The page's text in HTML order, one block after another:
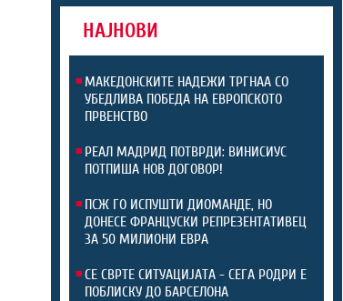
НАЈНОВИ
МАКЕДОНСКИТЕ НАДЕЖИ ТРГНАА СО
УБЕДЛИВА ПОБЕДА НА ЕВРОПСКОТО
ПРВЕНСТВО
РЕАЛ МАДРИД ПОТВРДИ: ВИНИСИУС
ПОТПИША НОВ ДОГОВОР!
ПСЖ ГО ИСПУШТИ ДИОМАНДЕ, НО
ДОНЕСЕ ФРАНЦУСКИ РЕПРЕЗЕНТАТИВЕЦ
ЗА 50 МИЛИОНИ ЕВРА
СЕ СВРТЕ СИТУАЦИЈАТА - СЕГА РОДРИ Е
ПОБЛИСКУ ДО БАРСЕЛОНА